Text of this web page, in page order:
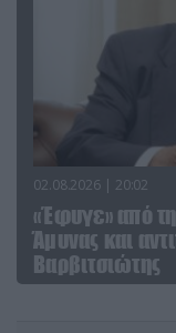
02.08.2026 | 20:02
«Έφυγε» από
Άμυνας και
Βαρβιτσιώτης